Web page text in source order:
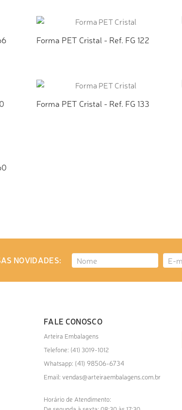
Forma PET Cristal - Ref. FG 122
Forma PET Cristal - Ref. FG 133
NOVIDADES:
FALE CONOSCO
Arteira Embalagens
Telefone: (41) 3019-1012
Whatsapp: (41) 98506-6734
Email: vendas@arteiraembalagens.com.br
Horário de Atendimento: